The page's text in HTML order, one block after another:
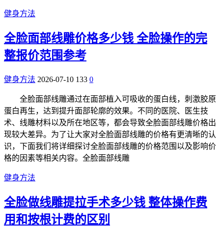
健身方法
全脸面部线雕价格多少钱 全脸操作的完
整报价范围参考
健身方法 2026-07-10 133 0
全脸面部线雕通过在面部植入可吸收的蛋白线，刺激胶原
蛋白再生，达到提升面部轮廓的效果。不同的医院、医生技
术、线雕材料以及所在地区等，都会导致全脸面部线雕价格出
现较大差异。为了让大家对全脸面部线雕的价格有更清晰的认
识，下面我们将详细探讨全脸面部线雕的价格范围以及影响价
格的因素等相关内容。全脸面部线雕
健身方法
全脸做线雕提拉手术多少钱 整体操作费
用和按根计费的区别